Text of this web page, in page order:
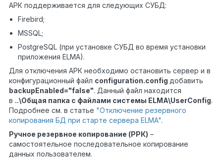
АРК поддерживается для следующих СУБД:
Firebird;
MSSQL;
PostgreSQL (при установке СУБД во время установки
приложения ELMA).
Для отключения АРК необходимо остановить сервер и в
конфигурационный файл configuration.config добавить
backupEnabled="false". Данный файл находится
в ..\Общая папка с файлами системы ELMA\UserConfig.
Подробнее см. в статье "Отключение резервного
копирования БД при старте сервера ELMA".
Ручное резервное копирование (РРК) –
самостоятельное последовательное копирование
данных пользователем.